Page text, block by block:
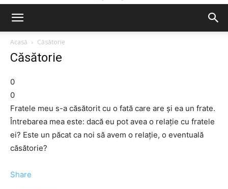
Acasă
Căsătorie
Căsătorie
0
0
Fratele meu s-a căsătorit cu o fată care are și ea un frate.
Întrebarea mea este: dacă eu pot avea o relație cu fratele
ei? Este un păcat ca noi să avem o relație, o eventuală
căsătorie?
Share